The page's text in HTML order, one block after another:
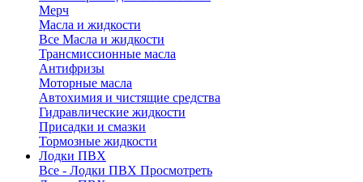
Мерч
Масла и жидкости
Все Масла и жидкости
Трансмиссионные масла
Антифризы
Моторные масла
Автохимия и чистящие средства
Гидравлические жидкости
Присадки и смазки
Тормозные жидкости
Лодки ПВХ
Все - Лодки ПВХ Просмотреть